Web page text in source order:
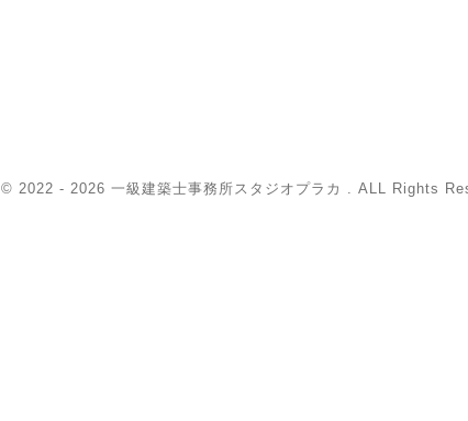
2022 - 2026 一級建築士事務所スタジオプラカ . ALL Rights